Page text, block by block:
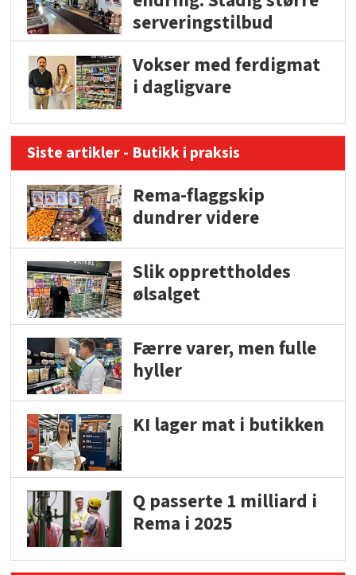
serveringstilbud
Vokser med ferdigmat
i dagligvare
Siste artikler - Butikk i praksis
Rema-flaggskip
dundrer videre
Slik opprettholdes
ølsalget
Færre varer, men fulle
hyller
KI lager mat i butikken
Q passerte 1 milliard i
Rema i 2025